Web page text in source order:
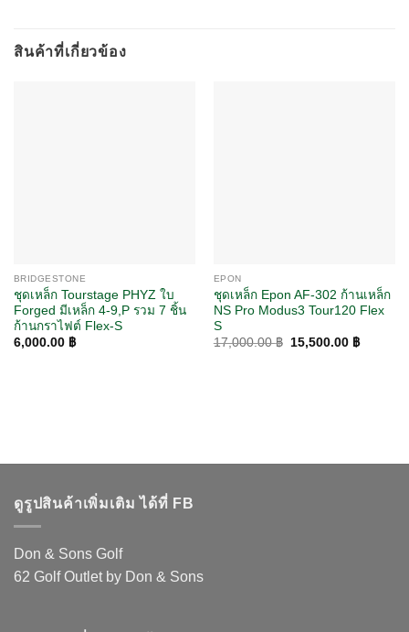
สินค้าที่เกี่ยวข้อง
BRIDGESTONE
ชุดเหล็ก Tourstage PHYZ ใบ
Forged มีเหล็ก 4-9,P รวม 7 ชิ้น
ก้านกราไฟต์ Flex-S
6,000.00 ฿
EPON
ชุดเหล็ก Epon AF-302 ก้านเหล็ก
NS Pro Modus3 Tour120 Flex
S
17,000.00฿
Original
15,500.00 ฿Current
ดูรูปสินค้าเพิ่มเติม ได้ที่ FB
Don & Sons Golf
62 Golf Outlet by Don & Sons